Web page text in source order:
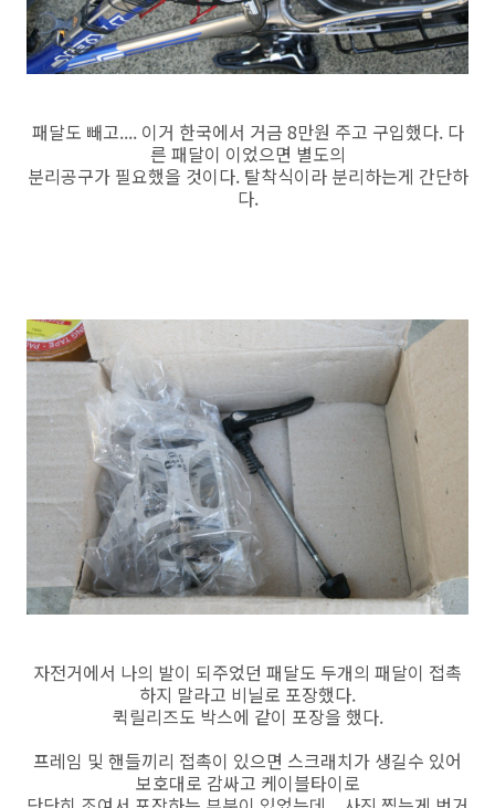
패달도 빼고.... 이거 한국에서 거금 8만원 주고 구입했다. 다
른 패달이 이었으면 별도의
분리공구가 필요했을 것이다. 탈착식이라 분리하는게 간단하
다.
자전거에서 나의 발이 되주었던 패달도 두개의 패달이 접촉
하지 말라고 비닐로 포장했다.
퀵릴리즈도 박스에 같이 포장을 했다.
프레임 및 핸들끼리 접촉이 있으면 스크래치가 생길수 있어
보호대로 감싸고 케이블타이로